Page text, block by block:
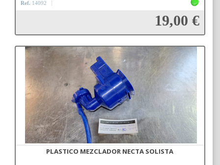
Ref. 14092
19,00 €
Añadir a la cesta
PLASTICO MEZCLADOR NECTA SOLISTA